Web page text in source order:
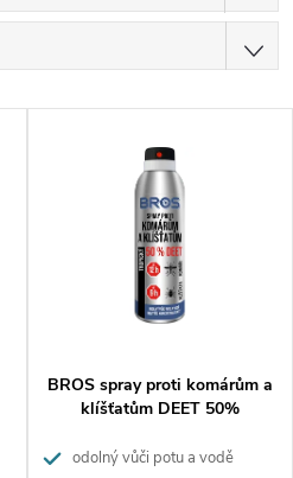
BROS spray proti komárům a
klíšťatům DEET 50%
odolný vůči potu a vodě